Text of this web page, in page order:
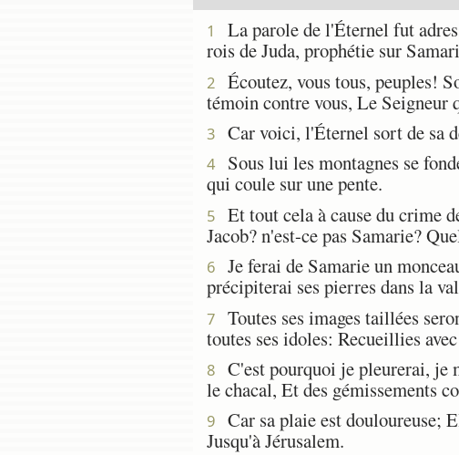
1
La parole de l'Éternel fut
rois de Juda, prophétie sur
2
Écoutez, vous tous, peuples!
témoin contre vous, Le Seigneur
3 Car voici, l'Éternel sort de sa
4
Sous lui les montagnes se
qui coule sur une pente.
5
Et tout cela à cause du crime
Jacob? n'est-ce pas Samarie?
6
Je ferai de Samarie un
précipiterai ses pierres dans la
7
Toutes ses images taillées
toutes ses idoles: Recueillies
8
C'est pourquoi je pleurerai, je
le chacal, Et des gémissements
9
Car sa plaie est douloureuse;
Jusqu'à Jérusalem.